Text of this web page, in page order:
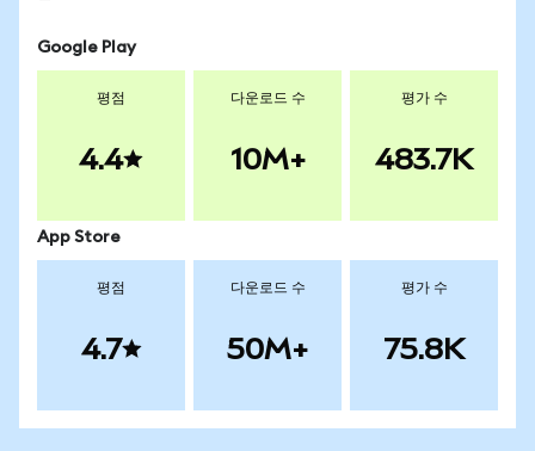
Google Play
평점
4.4
다운로드 수
10M+
평가 수
483.7K
App Store
평점
4.7
다운로드 수
50M+
평가 수
75.8K